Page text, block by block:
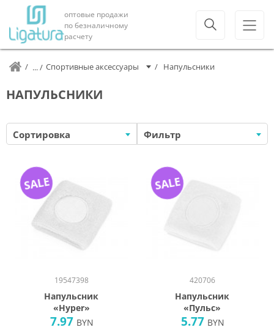
оптовые продажи
по безналичному
расчету
Спортивные аксессуары Напульсники
НАПУЛЬСНИКИ
Сортировка Фильтр
19547398
Напульсник
«Hyper»
7.97 BYN
SALE
420706
Напульсник
«Пульс»
5.77 BYN
SALE